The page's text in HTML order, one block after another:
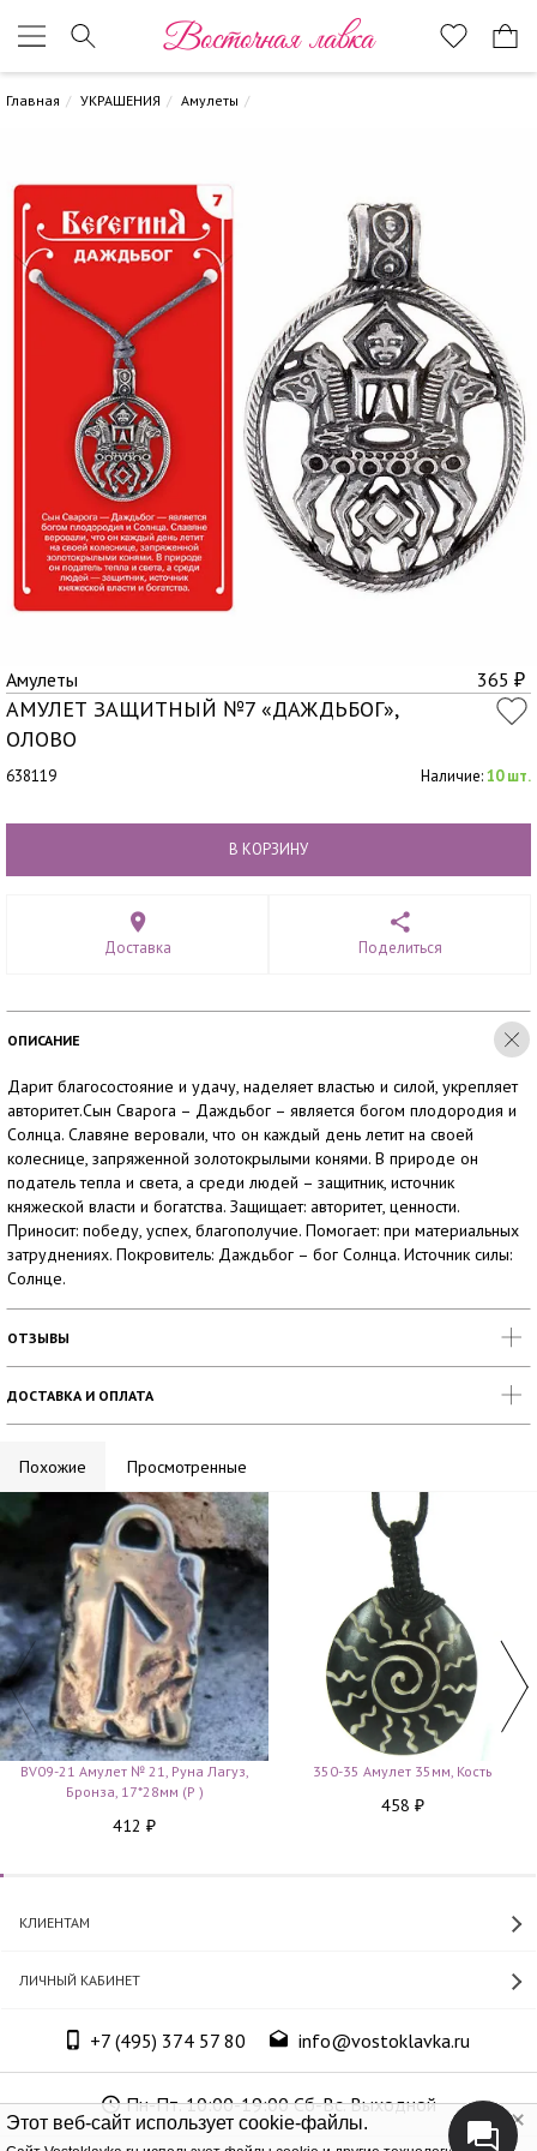
Этот веб-сайт использует cookie-файлы.
Восточная лавка
Главная УКРАШЕНИЯ Амулеты
Амулеты 365 ₽
АМУЛЕТ ЗАЩИТНЫЙ №7 «ДАЖДЬБОГ»,
ОЛОВО
638119 Наличие:10 шт.
В КОРЗИНУ
Доставка Поделиться
ОПИСАНИЕ
Дарит благосостояние и удачу, наделяет властью и силой, укрепляет
авторитет.Сын Сварога – Даждьбог – является богом плодородия и
Солнца. Славяне веровали, что он каждый день летит на своей
колеснице, запряженной золотокрылыми конями. В природе он
податель тепла и света, а среди людей – защитник, источник
княжеской власти и богатства. Защищает: авторитет, ценности.
Приносит: победу, успех, благополучие. Помогает: при материальных
затруднениях. Покровитель: Даждьбог – бог Солнца. Источник силы:
Солнце.
ОТЗЫВЫ
ДОСТАВКА И ОПЛАТА
Похожие Просмотренные
BV09-21 Амулет № 21, Руна Лагуз,
Бронза, 17*28мм (Р )
412 ₽
350-35 Амулет 35мм, Кость
458 ₽
КЛИЕНТАМ
ЛИЧНЫЙ КАБИНЕТ
+7 (495) 374 57 80 info@vostoklavka.ru
Пн-Пт. 10:00-19:00 Сб-Вс. Выходной